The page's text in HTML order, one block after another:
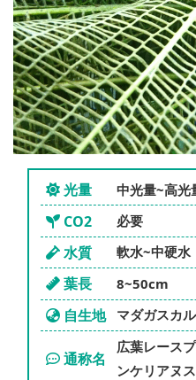
光量 中光量~高光
CO2 必要
水質 軟水~中硬水
葉長 8~50cm
自生地 マダガスカル
通称名
広葉レース
ンケリアヌス